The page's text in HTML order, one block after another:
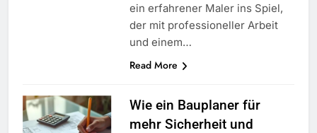
ein erfahrener Maler ins Spiel,
der mit professioneller Arbeit
und einem…
Read More
Wie ein Bauplaner für
mehr Sicherheit und